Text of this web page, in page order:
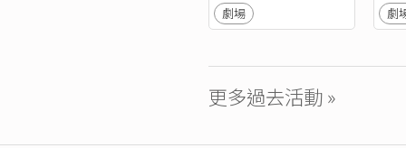
劇場
劇
更多過去活動 »